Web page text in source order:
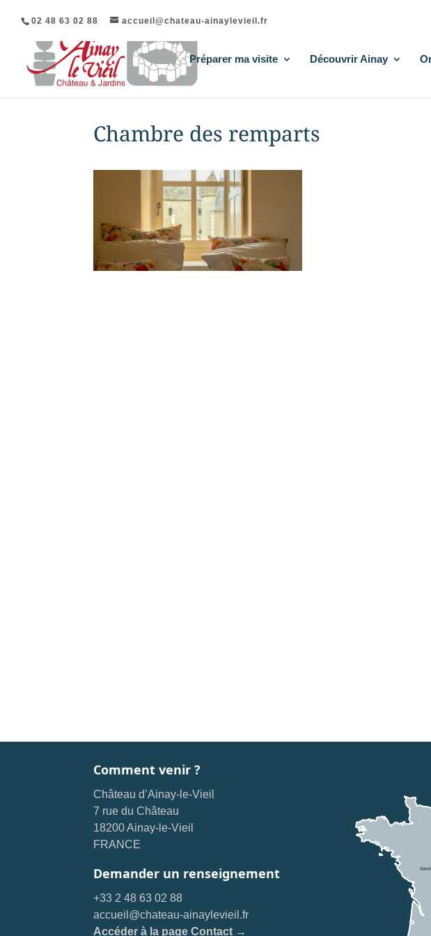
02 48 63 02 88 accueil@chateau-ainaylevieil.fr
Préparer ma visite Découvrir Ainay
Chambre des remparts
Comment venir ?
Château d’Ainay-le-Vieil
7 rue du Château
18200 Ainay-le-Vieil
FRANCE
Demander un renseignement
+33 2 48 63 02 88
accueil@chateau-ainaylevieil.fr
Accéder à la page Contact →